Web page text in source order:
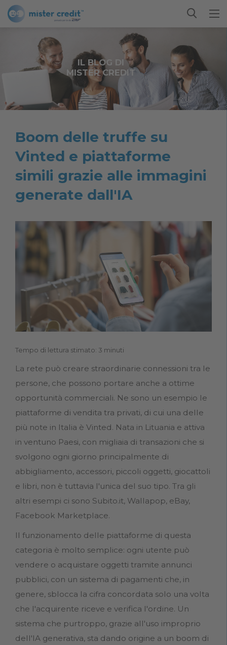
IL BLOG DI
MISTER CREDIT
Boom delle truffe su
Vinted e piattaforme
simili grazie alle immagini
generate dall'IA
Tempo di lettura stimato: 3 minuti
La rete può creare straordinarie connessioni tra le
persone, che possono portare anche a ottime
opportunità commerciali. Ne sono un esempio le
piattaforme di vendita tra privati, di cui una delle
più note in Italia è Vinted. Nata in Lituania e attiva
in ventuno Paesi, con migliaia di transazioni che si
svolgono ogni giorno principalmente di
abbigliamento, accessori, piccoli oggetti, giocattoli
e libri, non è tuttavia l'unica del suo tipo. Tra gli
altri esempi ci sono Subito.it, Wallapop, eBay,
Facebook Marketplace.
Il funzionamento delle piattaforme di questa
categoria è molto semplice: ogni utente può
vendere o acquistare oggetti tramite annunci
pubblici, con un sistema di pagamenti che, in
genere, sblocca la cifra concordata solo una volta
che l'acquirente riceve e verifica l'ordine. Un
sistema che purtroppo, grazie all'uso improprio
dell'IA generativa, sta dando origine a un boom di